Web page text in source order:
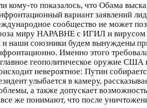
кому-то показалось, что Обама
вариант заявлений
сообщество не может
миру НАРАВНЕ с ИГИЛ и вирусом
наши союзники будем вынуждены
Именно этого
геополитическое оружие США
невероятное: Путин
улыбается в камеру,
а также допускает
же понимают, что после